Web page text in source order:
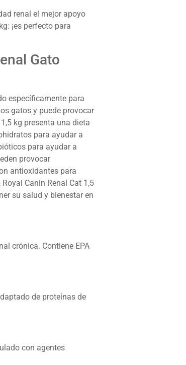
renal el mejor apoyo
¡es perfecto para
Gato
específicamente para
gatos y puede provocar
kg presenta una dieta
para ayudar a
para ayudar a
provocar
antioxidantes para
Canin Renal Cat 1,5
su salud y bienestar en
crónica. Contiene EPA
de proteínas de
con agentes